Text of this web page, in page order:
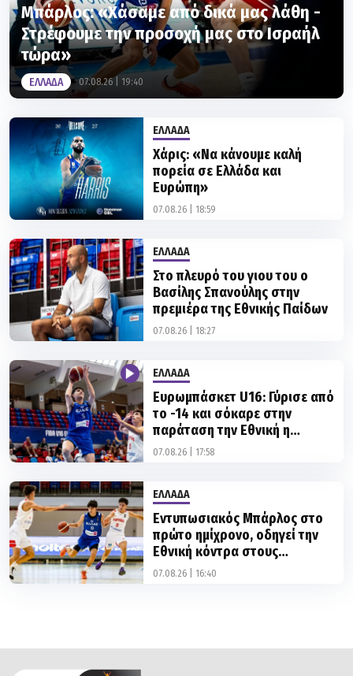
Μπάρλος: «Χάσαμε από δικά μας λάθη -
Στρέφουμε την προσοχή μας στο Ισραήλ
τώρα»
ΕΛΛΑΔΑ 07.08.26 | 19:40
ΕΛΛΑΔΑ
Χάρις: «Να κάνουμε καλή
πορεία σε Ελλάδα και
Ευρώπη»
07.08.26 | 18:59
ΕΛΛΑΔΑ
Στο πλευρό του γιου του ο
Βασίλης Σπανούλης στην
πρεμιέρα της Εθνικής Παίδων
07.08.26 | 18:27
ΕΛΛΑΔΑ
Ευρωμπάσκετ U16: Γύρισε από
το -14 και σόκαρε στην
παράταση την Εθνική η
Ισπανία!
07.08.26 | 17:58
ΕΛΛΑΔΑ
Εντυπωσιακός Μπάρλος στο
πρώτο ημίχρονο, οδηγεί την
Εθνική κόντρα στους
Ισπανούς
07.08.26 | 16:40